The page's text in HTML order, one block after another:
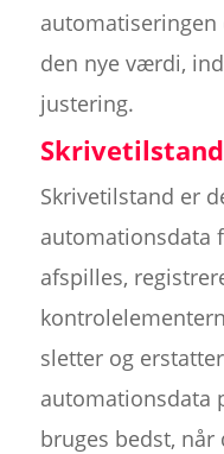
automatiseringen
den nye værdi,
justering.
Skrivetilstand
Skrivetilstand er
automationsdata
afspilles,
sletter og
automationsdata
bruges bedst, når